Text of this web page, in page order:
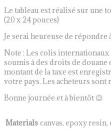
Le tableau est réalisé sur une
(20 x 24 pouces)
Je serai heureuse de répondre
Note : Les colis
soumis à des droits de douane
montant de la taxe est
votre pays. Les acheteurs sont
Bonne journée et à bientôt 😉
Materials canvas, epoxy